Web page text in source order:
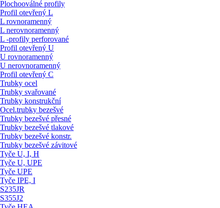
Plochooválné profily
Profil otevřený L
L rovnoramenný
L nerovnoramenný
L -profily perforované
Profil otevřený U
U rovnoramenný
U nerovnoramenný
Profil otevřený C
Trubky ocel
Trubky svařované
Trubky konstrukční
Ocel.trubky bezešvé
Trubky bezešvé přesné
Trubky bezešvé tlakové
Trubky bezešvé konstr.
Trubky bezešvé závitové
Tyče U, I, H
Tyče U, UPE
Tyče UPE
Tyče IPE, I
S235JR
S355J2